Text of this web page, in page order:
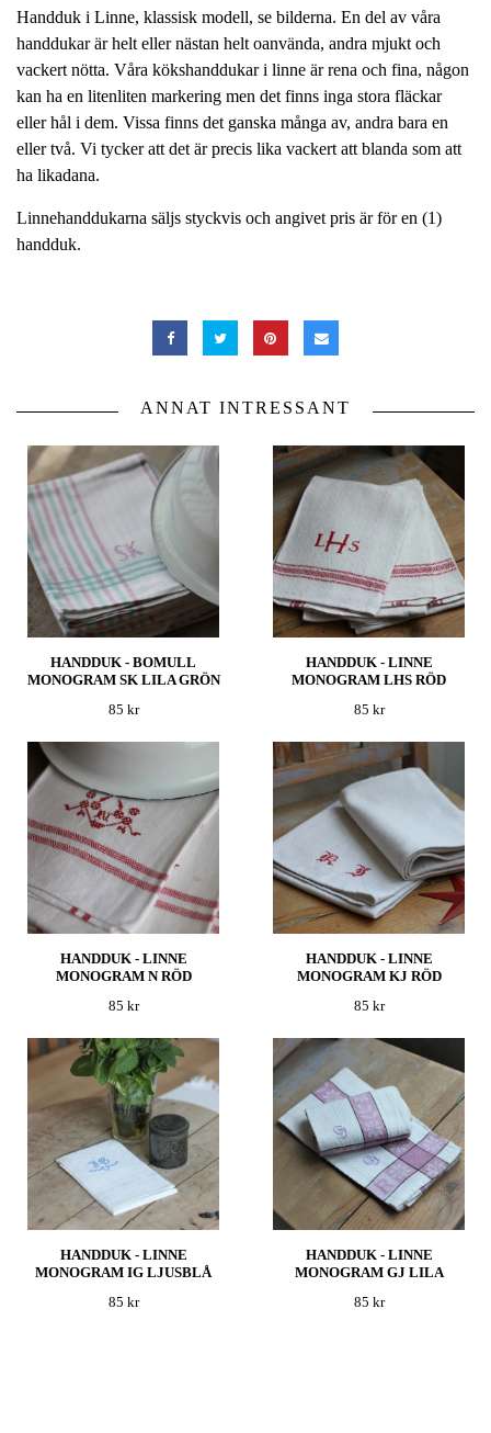
Handduk i Linne, klassisk modell, se bilderna. En del av våra
handdukar är helt eller nästan helt oanvända, andra mjukt och
vackert nötta. Våra kökshanddukar i linne är rena och fina, någon
kan ha en litenliten markering men det finns inga stora fläckar
eller hål i dem. Vissa finns det ganska många av, andra bara en
eller två. Vi tycker att det är precis lika vackert att blanda som att
ha likadana.
Linnehanddukarna säljs styckvis och angivet pris är för en (1)
handduk.
ANNAT INTRESSANT
HANDDUK - BOMULL
MONOGRAM SK LILA GRÖN
85 kr
HANDDUK - LINNE
MONOGRAM LHS RÖD
85 kr
HANDDUK - LINNE
MONOGRAM N RÖD
85 kr
HANDDUK - LINNE
MONOGRAM KJ RÖD
85 kr
HANDDUK - LINNE
MONOGRAM IG LJUSBLÅ
85 kr
HANDDUK - LINNE
MONOGRAM GJ LILA
85 kr